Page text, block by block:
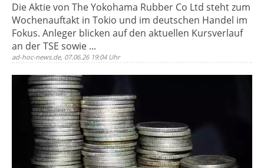
Die Aktie von The Yokohama Rubber Co Ltd steht zum
Wochenauftakt in Tokio und im deutschen Handel im
Fokus. Anleger blicken auf den aktuellen Kursverlauf
an der TSE sowie ...
ad-hoc-news.de, 07.06.26 19:04 Uhr